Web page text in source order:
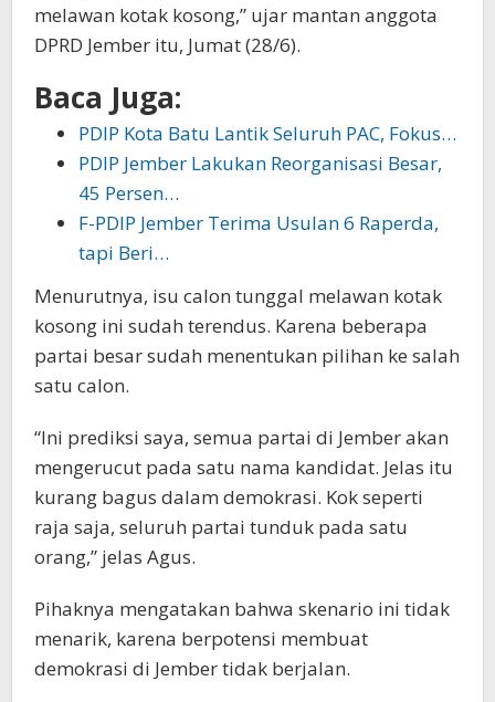
melawan kotak kosong,” ujar mantan anggota
DPRD Jember itu, Jumat (28/6).
Baca Juga:
PDIP Kota Batu Lantik Seluruh PAC, Fokus…
PDIP Jember Lakukan Reorganisasi Besar,
45 Persen…
F-PDIP Jember Terima Usulan 6 Raperda,
tapi Beri…
Menurutnya, isu calon tunggal melawan kotak
kosong ini sudah terendus. Karena beberapa
partai besar sudah menentukan pilihan ke salah
satu calon.
“Ini prediksi saya, semua partai di Jember akan
mengerucut pada satu nama kandidat. Jelas itu
kurang bagus dalam demokrasi. Kok seperti
raja saja, seluruh partai tunduk pada satu
orang,” jelas Agus.
Pihaknya mengatakan bahwa skenario ini tidak
menarik, karena berpotensi membuat
demokrasi di Jember tidak berjalan.